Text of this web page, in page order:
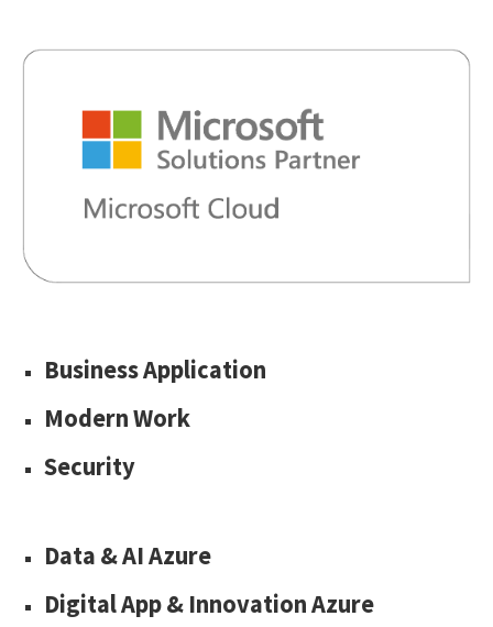
Business Application
Modern Work
Security
Data & AI Azure
Digital App & Innovation Azure